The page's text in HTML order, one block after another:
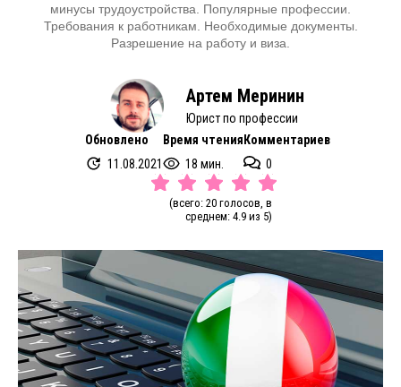
минусы трудоустройства. Популярные профессии.
Требования к работникам. Необходимые документы.
Разрешение на работу и виза.
Артем Меринин
Юрист по профессии
Обновлено
11.08.2021
Время чтения
18 мин.
Комментариев
0
(всего: 20 голосов, в
среднем: 4.9 из 5)